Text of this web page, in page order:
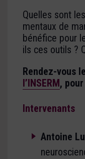
Quelles sont
mentaux de
bénéfice pour
ils ces outils ?
Rendez-vous
l’INSERM,
Intervenants
Antoine